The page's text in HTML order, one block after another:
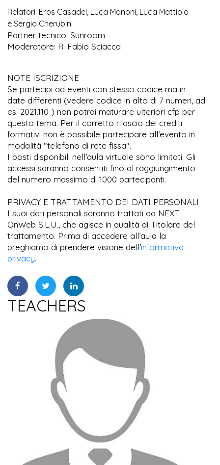
Relatori: Eros Casadei, Luca Manoni, Luca Mattiolo
e Sergio Cherubini
Partner tecnico: Sunroom
Moderatore: R. Fabio Sciacca
NOTE ISCRIZIONE
Se partecipi ad eventi con stesso codice ma in
date differenti (vedere codice in alto di 7 numeri, ad
es. 2021.110 ) non potrai maturare ulteriori cfp per
questo tema. Per il corretto rilascio dei crediti
formativi non è possibile partecipare all’evento in
modalità "telefono di rete fissa".
I posti disponibili nell’aula virtuale sono limitati. Gli
accessi saranno consentiti fino al raggiungimento
del numero massimo di 1000 partecipanti.
PRIVACY E TRATTAMENTO DEI DATI PERSONALI
I suoi dati personali saranno trattati da NEXT
OnWeb S.L.U., che agisce in qualità di Titolare del
trattamento. Prima di accedere all’aula la
preghiamo di prendere visione dell’informativa
privacy.
TEACHERS